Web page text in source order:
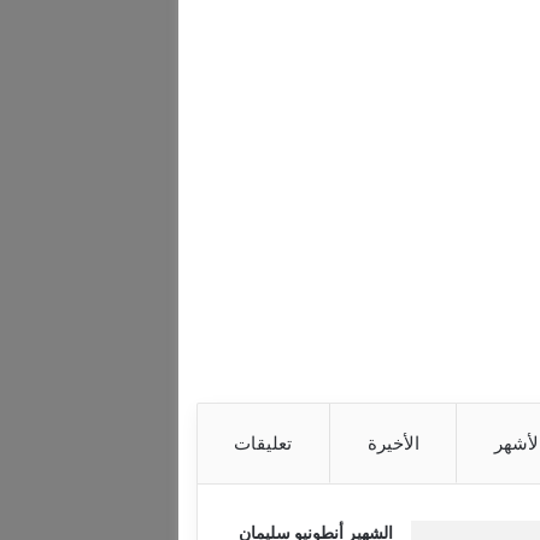
الأخيرة تعليقات
الشهير أنطونيو سليمان